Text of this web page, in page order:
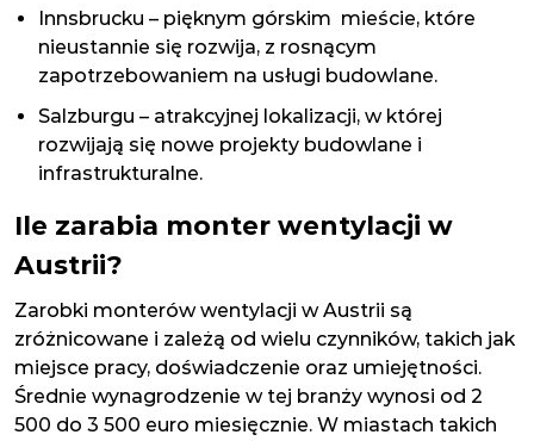
Innsbrucku – pięknym górskim mieście, które
nieustannie się rozwija, z rosnącym
zapotrzebowaniem na usługi budowlane.
Salzburgu – atrakcyjnej lokalizacji, w której
rozwijają się nowe projekty budowlane i
infrastrukturalne.
Ile zarabia monter wentylacji w
Austrii?
Zarobki monterów wentylacji w Austrii są
zróżnicowane i zależą od wielu czynników, takich jak
miejsce pracy, doświadczenie oraz umiejętności.
Średnie wynagrodzenie w tej branży wynosi od 2
500 do 3 500 euro miesięcznie. W miastach takich